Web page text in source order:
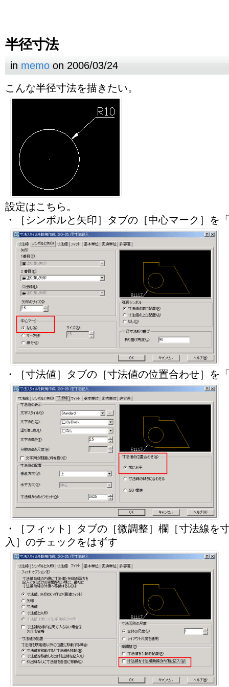
半径寸法
in memo on 2006/03/24
こんな半径寸法を描きたい。
設定はこちら。
・［シンボルと矢印］タブの［中心マーク］を
・［寸法値］タブの［寸法値の位置合わせ］を
・［フィット］タブの［微調整］欄［寸法線を
入］のチェックをはずす